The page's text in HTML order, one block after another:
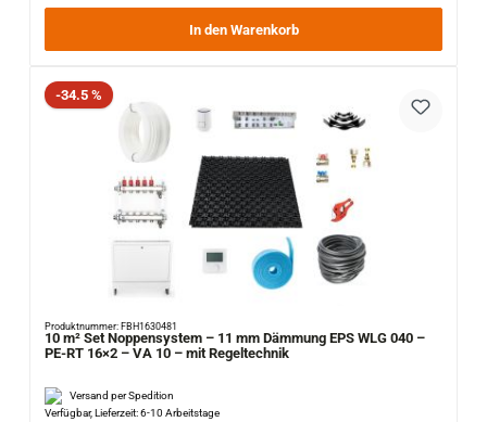
In den Warenkorb
Rabatt
-34.5 %
Produktnummer: FBH1630481
10 m² Set Noppensystem – 11 mm Dämmung EPS WLG 040 –
PE-RT 16×2 – VA 10 – mit Regeltechnik
Versand per Spedition
Verfügbar, Lieferzeit: 6-10 Arbeitstage